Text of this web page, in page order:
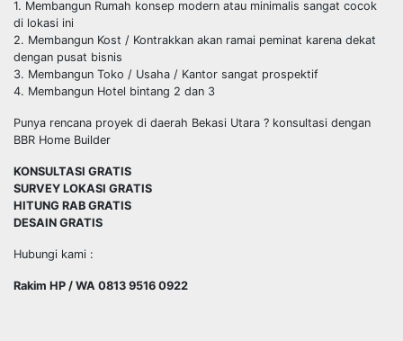
1. Membangun Rumah konsep modern atau minimalis sangat cocok
di lokasi ini
2. Membangun Kost / Kontrakkan akan ramai peminat karena dekat
dengan pusat bisnis
3. Membangun Toko / Usaha / Kantor sangat prospektif
4. Membangun Hotel bintang 2 dan 3
Punya rencana proyek di daerah Bekasi Utara ? konsultasi dengan
BBR Home Builder
KONSULTASI GRATIS
SURVEY LOKASI GRATIS
HITUNG RAB GRATIS
DESAIN GRATIS
Hubungi kami :
Rakim HP / WA 0813 9516 0922